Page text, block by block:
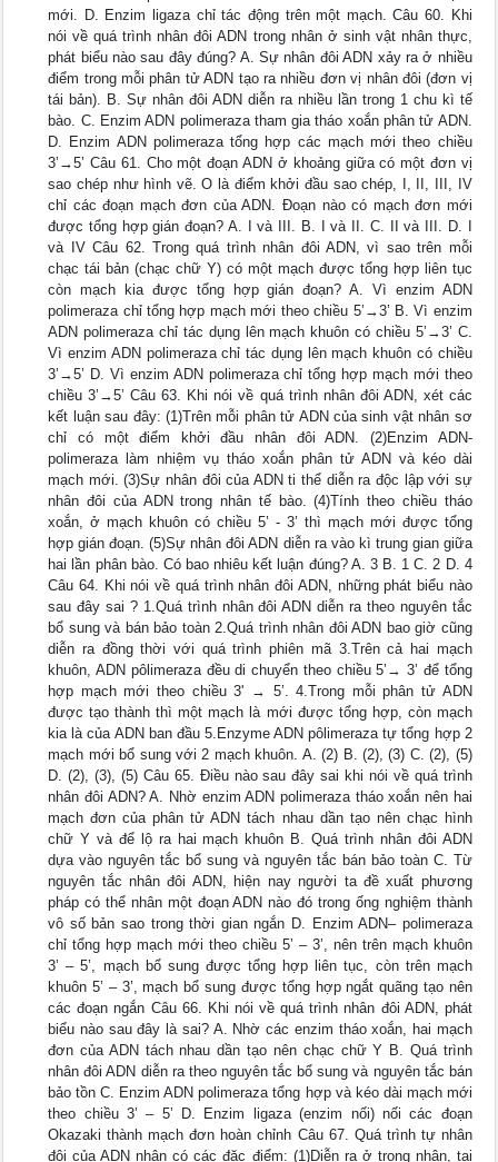
mới. D. Enzim ligaza chỉ tác động trên một mạch. Câu 60. Khi
nói về quá trình nhân đôi ADN trong nhân ở sinh vật nhân thực,
phát biểu nào sau đây đúng? A. Sự nhân đôi ADN xảy ra ở nhiều
điểm trong mỗi phân tử ADN tạo ra nhiều đơn vị nhân đôi (đơn vị
tái bản). B. Sự nhân đôi ADN diễn ra nhiều lần trong 1 chu kì tế
bào. C. Enzim ADN polimeraza tham gia tháo xoắn phân tử ADN.
D. Enzim ADN polimeraza tổng hợp các mạch mới theo chiều
3’→5’ Câu 61. Cho một đoạn ADN ở khoảng giữa có một đơn vị
sao chép như hình vẽ. O là điểm khởi đầu sao chép, I, II, III, IV
chỉ các đoạn mạch đơn của ADN. Đoạn nào có mạch đơn mới
được tổng hợp gián đoạn? A. I và III. B. I và II. C. II và III. D. I
và IV Câu 62. Trong quá trình nhân đôi ADN, vì sao trên mỗi
chạc tái bản (chạc chữ Y) có một mạch được tổng hợp liên tục
còn mạch kia được tổng hợp gián đoạn? A. Vì enzim ADN
polimeraza chỉ tổng hợp mạch mới theo chiều 5’→3’ B. Vì enzim
ADN polimeraza chỉ tác dụng lên mạch khuôn có chiều 5’→3’ C.
Vì enzim ADN polimeraza chỉ tác dụng lên mạch khuôn có chiều
3’→5’ D. Vì enzim ADN polimeraza chỉ tổng hợp mạch mới theo
chiều 3’→5’ Câu 63. Khi nói về quá trình nhân đôi ADN, xét các
kết luận sau đây: (1)Trên mỗi phân tử ADN của sinh vật nhân sơ
chỉ có một điểm khởi đầu nhân đôi ADN. (2)Enzim ADN-
polimeraza làm nhiệm vụ tháo xoắn phân tử ADN và kéo dài
mạch mới. (3)Sự nhân đôi của ADN ti thể diễn ra độc lập với sự
nhân đôi của ADN trong nhân tế bào. (4)Tính theo chiều tháo
xoắn, ở mạch khuôn có chiều 5’ - 3’ thì mạch mới được tổng
hợp gián đoạn. (5)Sự nhân đôi ADN diễn ra vào kì trung gian giữa
hai lần phân bào. Có bao nhiêu kết luận đúng? A. 3 B. 1 C. 2 D. 4
Câu 64. Khi nói về quá trình nhân đôi ADN, những phát biểu nào
sau đây sai ? 1.Quá trình nhân đôi ADN diễn ra theo nguyên tắc
bổ sung và bán bảo toàn 2.Quá trình nhân đôi ADN bao giờ cũng
diễn ra đồng thời với quá trình phiên mã 3.Trên cả hai mạch
khuôn, ADN pôlimeraza đều di chuyển theo chiều 5’→ 3’ để tổng
hợp mạch mới theo chiều 3' → 5’. 4.Trong mỗi phân tử ADN
được tạo thành thì một mạch là mới được tổng hợp, còn mạch
kia là của ADN ban đầu 5.Enzyme ADN pôlimeraza tự tổng hợp 2
mạch mới bổ sung với 2 mạch khuôn. A. (2) B. (2), (3) C. (2), (5)
D. (2), (3), (5) Câu 65. Điều nào sau đây sai khi nói về quá trình
nhân đôi ADN? A. Nhờ enzim ADN polimeraza tháo xoắn nên hai
mạch đơn của phân tử ADN tách nhau dần tạo nên chạc hình
chữ Y và để lộ ra hai mạch khuôn B. Quá trình nhân đôi ADN
dựa vào nguyên tắc bổ sung và nguyên tắc bán bảo toàn C. Từ
nguyên tắc nhân đôi ADN, hiện nay người ta đề xuất phương
pháp có thể nhân một đoạn ADN nào đó trong ống nghiệm thành
vô số bản sao trong thời gian ngắn D. Enzim ADN– polimeraza
chỉ tổng hợp mạch mới theo chiều 5’ – 3’, nên trên mạch khuôn
3’ – 5’, mạch bổ sung được tổng hợp liên tục, còn trên mạch
khuôn 5’ – 3’, mạch bổ sung được tổng hợp ngắt quãng tạo nên
các đoạn ngắn Câu 66. Khi nói về quá trình nhân đôi ADN, phát
biểu nào sau đây là sai? A. Nhờ các enzim tháo xoắn, hai mạch
đơn của ADN tách nhau dần tạo nên chạc chữ Y B. Quá trình
nhân đôi ADN diễn ra theo nguyên tắc bổ sung và nguyên tắc bán
bảo tồn C. Enzim ADN polimeraza tổng hợp và kéo dài mạch mới
theo chiều 3’ – 5’ D. Enzim ligaza (enzim nối) nối các đoạn
Okazaki thành mạch đơn hoàn chỉnh Câu 67. Quá trình tự nhân
đôi của ADN nhân có các đặc điểm: (1)Diễn ra ở trong nhân, tại